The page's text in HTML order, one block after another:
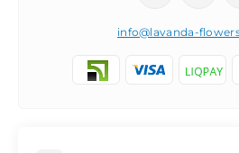
info@lavanda-